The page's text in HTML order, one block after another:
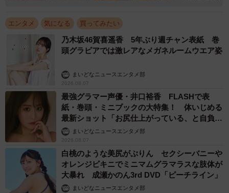
エンタメ 気になる 買ってみたい
乃木坂46賀喜遥香 5年ぶり週チャン表紙 巻
頭グラビアでは激レアなメガネルームウエア姿
まいどなニュースエンタメ部
2026.08.07
最強グラマー声優・井口裕香 FLASHで表
紙・巻頭・ミニブックの大特集！ 体いじめる
最新ショット「お尻仕上がっている、と自負し
ています」「いくつになっても理想の身体でい
たい」
まいどなニュースエンタメ部
2026.08.07
白桃のような美尻がぷりん セクシーバニーや
オレンジビキニでミニマムグラマラスな肢体が
大暴れ 成瀬かのん3rd DVD「ピーチライン」
まいどなニュースエンタメ部